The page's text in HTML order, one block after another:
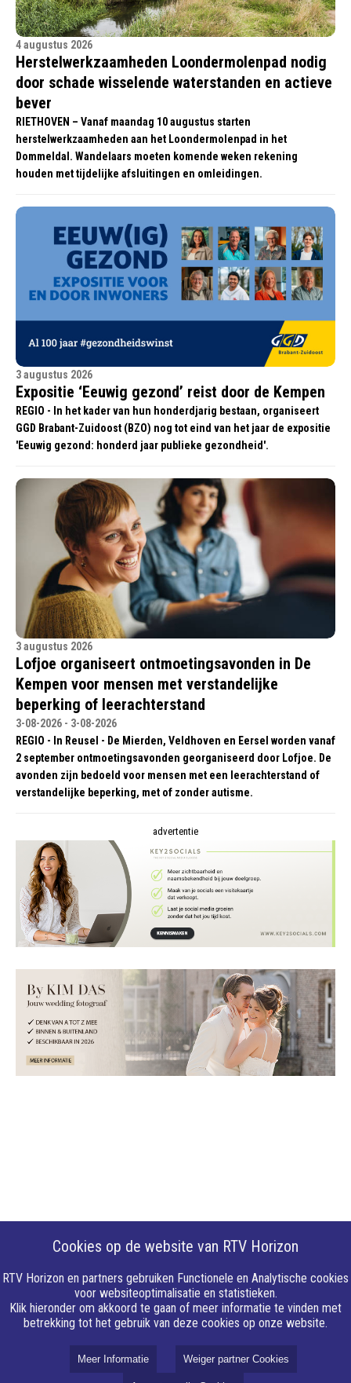
4 augustus 2026
Herstelwerkzaamheden Loondermolenpad nodig
door schade wisselende waterstanden en actieve
bever
RIETHOVEN – Vanaf maandag 10 augustus starten
herstelwerkzaamheden aan het Loondermolenpad in het
Dommeldal. Wandelaars moeten komende weken rekening
houden met tijdelijke afsluitingen en omleidingen.
3 augustus 2026
Expositie ‘Eeuwig gezond’ reist door de Kempen
REGIO - In het kader van hun honderdjarig bestaan, organiseert
GGD Brabant-Zuidoost (BZO) nog tot eind van het jaar de expositie
'Eeuwig gezond: honderd jaar publieke gezondheid'.
3 augustus 2026
Lofjoe organiseert ontmoetingsavonden in De
Kempen voor mensen met verstandelijke
beperking of leerachterstand
3-08-2026 - 3-08-2026
REGIO - In Reusel - De Mierden, Veldhoven en Eersel worden vanaf
2 september ontmoetingsavonden georganiseerd door Lofjoe. De
avonden zijn bedoeld voor mensen met een leerachterstand of
verstandelijke beperking, met of zonder autisme.
advertentie
Cookies op de website van RTV Horizon
RTV Horizon en partners gebruiken Functionele en Analytische cookies
voor websiteoptimalisatie en statistieken.
Klik hieronder om akkoord te gaan of meer informatie te vinden met
betrekking tot het gebruik van deze cookies op onze website.
Meer Informatie Weiger partner Cookies